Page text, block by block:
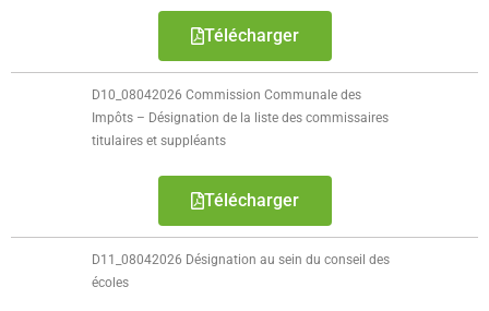
Télécharger
D10_08042026 Commission Communale des
Impôts – Désignation de la liste des commissaires
titulaires et suppléants
Télécharger
D11_08042026 Désignation au sein du conseil des
écoles